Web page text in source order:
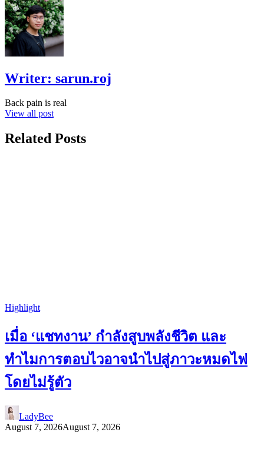
Writer: sarun.roj
Back pain is real
View all post
Related Posts
Highlight
เมื่อ ‘แชทงาน’ กำลังสูบพลังชีวิต และ
ทำไมการตอบไวอาจนำไปสู่ภาวะหมดไฟ
โดยไม่รู้ตัว
LadyBee
August 7, 2026August 7, 2026